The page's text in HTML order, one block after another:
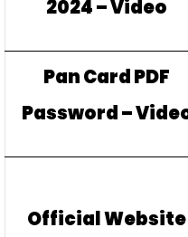
2024 – Video
Pan Card PDF
Password –
Official Website